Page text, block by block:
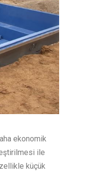
ekonomik
ile
küçük